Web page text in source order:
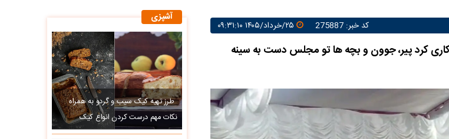
کد خبر: 275887
کرد پیر، جوون و بچه ها تو مجلس دست به سینه
آشپزی
طرز تهیه کیک سیب و گردو به همراه
نکات مهم درست کردن انواع کیک